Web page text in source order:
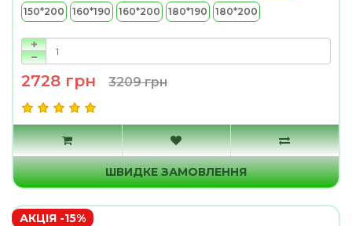
150*200 160*190 160*200 180*190 180*200
2728 грн 3209 грн
ШВИДКЕ ЗАМОВЛЕННЯ
АКЦІЯ -15%